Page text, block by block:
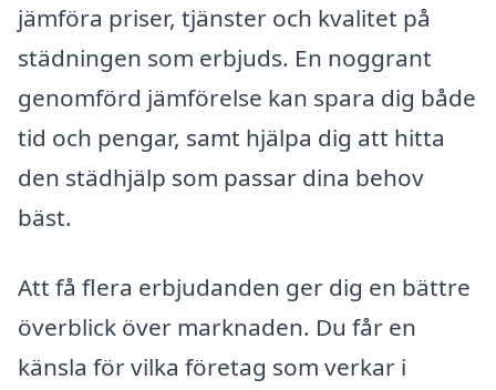
jämföra priser, tjänster och kvalitet på
städningen som erbjuds. En noggrant
genomförd jämförelse kan spara dig både
tid och pengar, samt hjälpa dig att hitta
den städhjälp som passar dina behov
bäst.
Att få flera erbjudanden ger dig en bättre
överblick över marknaden. Du får en
känsla för vilka företag som verkar i